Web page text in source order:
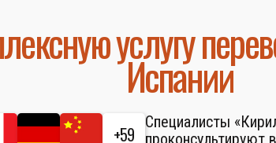
услугу
Испании
+59
Специалисты